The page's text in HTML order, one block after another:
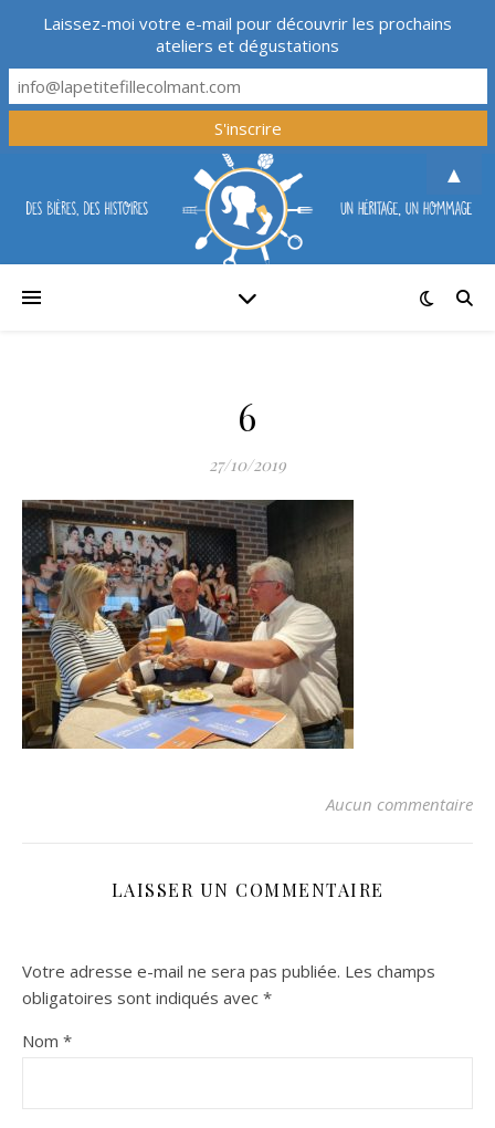
6
27/10/2019
Aucun commentaire
LAISSER UN COMMENTAIRE
Votre adresse e-mail ne sera pas publiée. Les champs
obligatoires sont indiqués avec *
Nom *
Laissez-moi votre e-mail pour découvrir les prochains
ateliers et dégustations
▲